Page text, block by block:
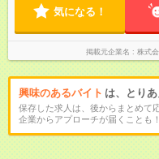
気になる！
掲載元企業名 株式
興味のあるバイト は、とり
保存した求人は、後からまとめて
企業からアプローチが届くことも！